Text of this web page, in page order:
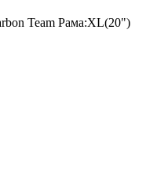
Team Рама:XL(20")